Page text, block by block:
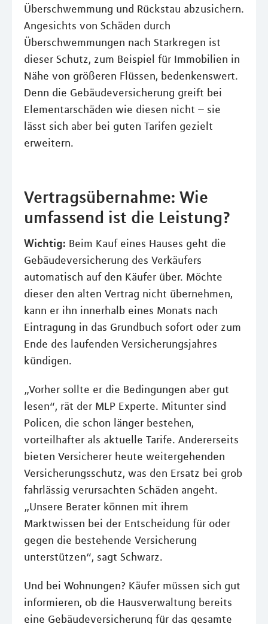
Überschwemmung und Rückstau abzusichern.
Angesichts von Schäden durch
Überschwemmungen nach Starkregen ist
dieser Schutz, zum Beispiel für Immobilien in
Nähe von größeren Flüssen, bedenkenswert.
Denn die Gebäudeversicherung greift bei
Elementarschäden wie diesen nicht – sie
lässt sich aber bei guten Tarifen gezielt
erweitern.
Vertragsübernahme: Wie
umfassend ist die Leistung?
Wichtig: Beim Kauf eines Hauses geht die
Gebäudeversicherung des Verkäufers
automatisch auf den Käufer über. Möchte
dieser den alten Vertrag nicht übernehmen,
kann er ihn innerhalb eines Monats nach
Eintragung in das Grundbuch sofort oder zum
Ende des laufenden Versicherungsjahres
kündigen.
„Vorher sollte er die Bedingungen aber gut
lesen“, rät der MLP Experte. Mitunter sind
Policen, die schon länger bestehen,
vorteilhafter als aktuelle Tarife. Andererseits
bieten Versicherer heute weitergehenden
Versicherungsschutz, was den Ersatz bei grob
fahrlässig verursachten Schäden angeht.
„Unsere Berater können mit ihrem
Marktwissen bei der Entscheidung für oder
gegen die bestehende Versicherung
unterstützen“, sagt Schwarz.
Und bei Wohnungen? Käufer müssen sich gut
informieren, ob die Hausverwaltung bereits
eine Gebäudeversicherung für das gesamte